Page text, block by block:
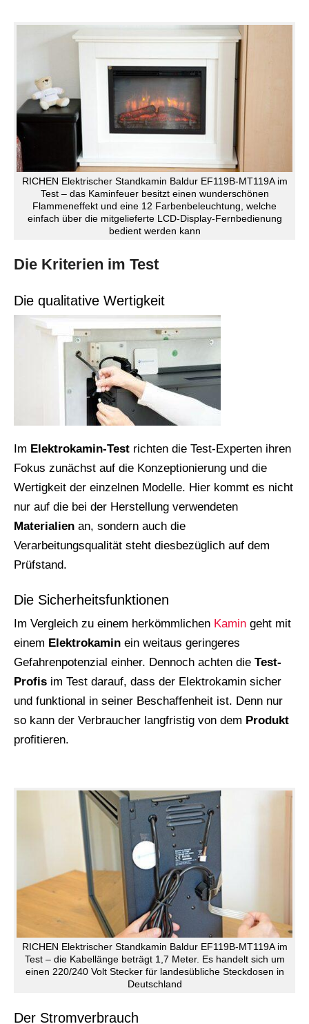
RICHEN Elektrischer Standkamin Baldur EF119B-MT119A im
Test – das Kaminfeuer besitzt einen wunderschönen
Flammeneffekt und eine 12 Farbenbeleuchtung, welche
einfach über die mitgelieferte LCD-Display-Fernbedienung
bedient werden kann
Die Kriterien im Test
Die qualitative Wertigkeit
Im Elektrokamin-Test richten die Test-Experten ihren
Fokus zunächst auf die Konzeptionierung und die
Wertigkeit der einzelnen Modelle. Hier kommt es nicht
nur auf die bei der Herstellung verwendeten
Materialien an, sondern auch die
Verarbeitungsqualität steht diesbezüglich auf dem
Prüfstand.
Die Sicherheitsfunktionen
Im Vergleich zu einem herkömmlichen Kamin geht mit
einem Elektrokamin ein weitaus geringeres
Gefahrenpotenzial einher. Dennoch achten die Test-
Profis im Test darauf, dass der Elektrokamin sicher
und funktional in seiner Beschaffenheit ist. Denn nur
so kann der Verbraucher langfristig von dem Produkt
profitieren.
RICHEN Elektrischer Standkamin Baldur EF119B-MT119A im
Test – die Kabellänge beträgt 1,7 Meter. Es handelt sich um
einen 220/240 Volt Stecker für landesübliche Steckdosen in
Deutschland
Der Stromverbrauch